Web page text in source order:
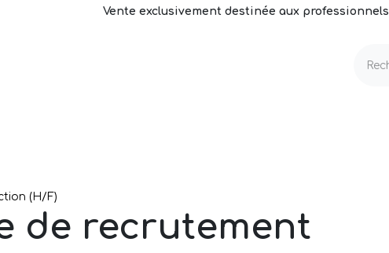
Vente exclusivement destinée aux professionnels
(H/F)
de recrutement